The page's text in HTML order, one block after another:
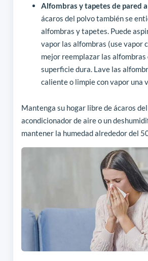
Alfombras y tapetes de pared
ácaros del polvo también se
alfombras y tapetes. Puede
vapor las alfombras (use vapor
mejor reemplazar las
superficie dura. Lave las
caliente o limpie con vapor una
Mantenga su hogar libre de ácaros
acondicionador de aire o un
mantener la humedad alrededor del